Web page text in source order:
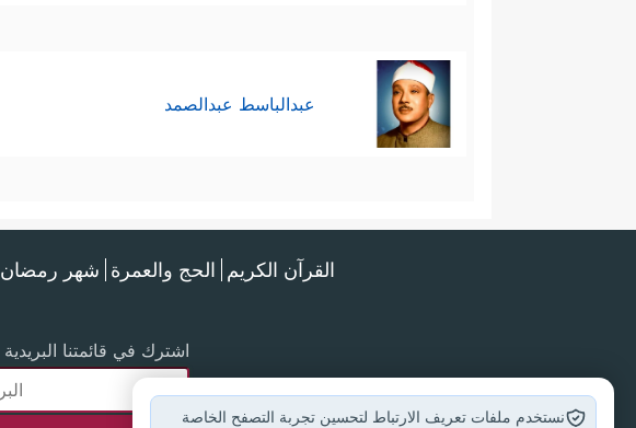
عبدالباسط عبدالصمد
القرآن الكريم الحج والعمرة شهر رمضان
اشترك في قائمتنا البريدية
نستخدم ملفات تعريف الارتباط لتحسين تجربة التصفح الخاصة